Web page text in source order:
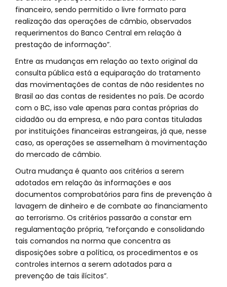
financeiro, sendo permitido o livre formato para
realização das operações de câmbio, observados
requerimentos do Banco Central em relação à
prestação de informação”.
Entre as mudanças em relação ao texto original da
consulta pública está a equiparação do tratamento
das movimentações de contas de não residentes no
Brasil ao das contas de residentes no país. De acordo
com o BC, isso vale apenas para contas próprias do
cidadão ou da empresa, e não para contas tituladas
por instituições financeiras estrangeiras, já que, nesse
caso, as operações se assemelham à movimentação
do mercado de câmbio.
Outra mudança é quanto aos critérios a serem
adotados em relação às informações e aos
documentos comprobatórios para fins de prevenção à
lavagem de dinheiro e de combate ao financiamento
ao terrorismo. Os critérios passarão a constar em
regulamentação própria, “reforçando e consolidando
tais comandos na norma que concentra as
disposições sobre a política, os procedimentos e os
controles internos a serem adotados para a
prevenção de tais ilícitos”.